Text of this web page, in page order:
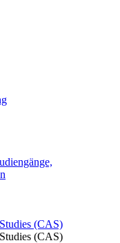
(CAS)
(CAS)